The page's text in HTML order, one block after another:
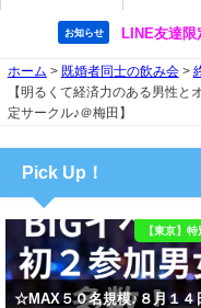
お知らせ LINE友達限
ホーム > 既婚者同士の飲み会>
【明るくて経済力のある男性と
定サークル♪＠梅田】
Pick Up！
【東京】
☆MAX５０名規模♪８月１４